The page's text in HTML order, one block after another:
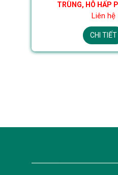
TRÙNG, HÔ HẤP
Liên hệ
CHI TIẾT